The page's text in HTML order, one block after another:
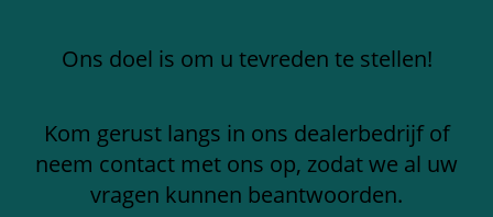
Ons doel is om u tevreden te stellen!
Kom gerust langs in ons dealerbedrijf of
neem contact met ons op, zodat we al uw
vragen kunnen beantwoorden.